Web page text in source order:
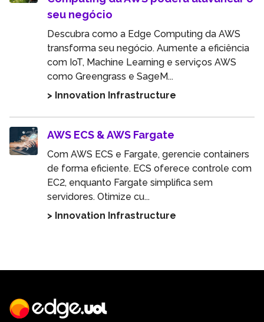
seu negócio
Descubra como a Edge Computing da AWS
transforma seu negócio. Aumente a eficiência
com IoT, Machine Learning e serviços AWS
como Greengrass e SageM...
> Innovation Infrastructure
AWS ECS & AWS Fargate
Com AWS ECS e Fargate, gerencie containers
de forma eficiente. ECS oferece controle com
EC2, enquanto Fargate simplifica sem
servidores. Otimize cu...
> Innovation Infrastructure